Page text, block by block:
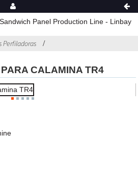
Perfiladoras
CALAMINA TR4